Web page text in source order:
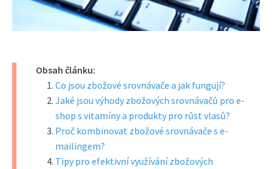
Obsah článku:
Co jsou zbožové srovnávače a jak fungují?
Jaké jsou výhody zbožových srovnávačů pro e-
shop s vitamíny a produkty pro růst vlasů?
Proč kombinovat zbožové srovnávače s e-
mailingem?
Tipy pro efektivní využívání zbožových